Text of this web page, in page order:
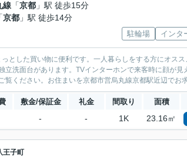
線 「京都 」駅 徒歩15分
「京都 」駅 徒歩14分
駐輪場 インタ
とした買い物に便利です。一人暮らしをする方にオス
洗面台があります。TVインターホンで来客時に顔が見
ください。お住まいを京都市営烏丸線京都駅近辺でお
敷金/保証金 礼金 間取り 面積
- - 1K 23.16㎡
王子町